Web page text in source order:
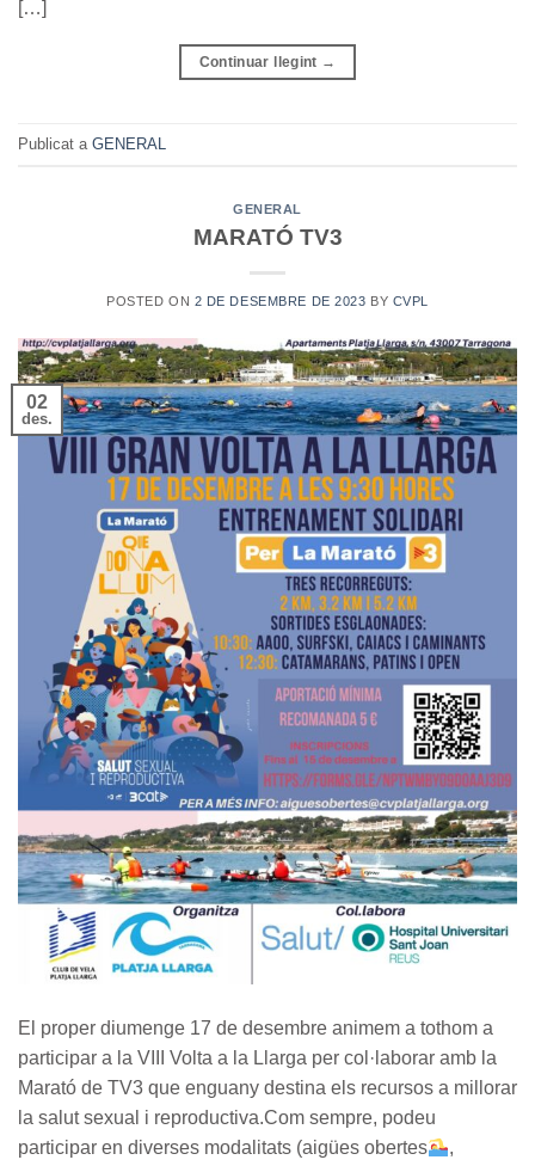
[…]
Continuar llegint →
Publicat a GENERAL
GENERAL
MARATÓ TV3
POSTED ON 2 DE DESEMBRE DE 2023 BY CVPL
02
des.
El proper diumenge 17 de desembre animem a tothom a
participar a la VIII Volta a la Llarga per col·laborar amb la
Marató de TV3 que enguany destina els recursos a millorar
la salut sexual i reproductiva.Com sempre, podeu
participar en diverses modalitats (aigües obertes
,